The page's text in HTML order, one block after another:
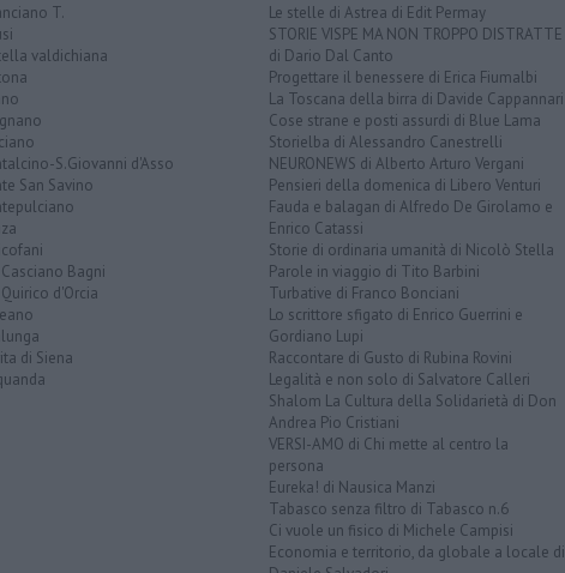
T.
valdichiana
S.Giovanni d'Asso
San Savino
Bagni
d'Orcia
di Siena
Le stelle di Astrea di Edit Permay
STORIE VISPE MA NON TROPPO DISTRATTE
di Dario Dal Canto
Progettare il benessere di Erica Fiumalbi
La Toscana della birra di Davide Cappannari
Cose strane e posti assurdi di Blue Lama
Storielba di Alessandro Canestrelli
NEURONEWS di Alberto Arturo Vergani
Pensieri della domenica di Libero Venturi
Fauda e balagan di Alfredo De Girolamo e
Enrico Catassi
Storie di ordinaria umanità di Nicolò Stella
Parole in viaggio di Tito Barbini
Turbative di Franco Bonciani
Lo scrittore sfigato di Enrico Guerrini e
Gordiano Lupi
Raccontare di Gusto di Rubina Rovini
Legalità e non solo di Salvatore Calleri
Shalom La Cultura della Solidarietà di Don
Andrea Pio Cristiani
VERSI-AMO di Chi mette al centro la
persona
Eureka! di Nausica Manzi
Tabasco senza filtro di Tabasco n.6
Ci vuole un fisico di Michele Campisi
Economia e territorio, da globale a locale di